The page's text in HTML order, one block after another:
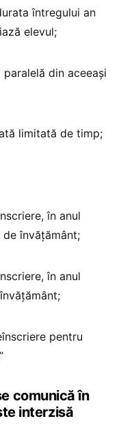
întregului an
elevul;
din aceeași
limitată de timp;
în anul
învățământ;
în anul
pentru
comunică în
interzisă